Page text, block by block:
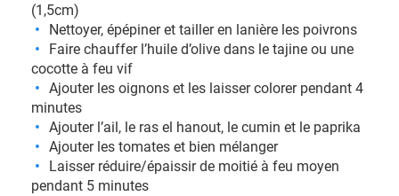
(1,5cm)
Nettoyer, épépiner et tailler en lanière les poivrons
Faire chauffer l’huile d’olive dans le tajine ou une
cocotte à feu vif
Ajouter les oignons et les laisser colorer pendant 4
minutes
Ajouter l’ail, le ras el hanout, le cumin et le paprika
Ajouter les tomates et bien mélanger
Laisser réduire/épaissir de moitié à feu moyen
pendant 5 minutes